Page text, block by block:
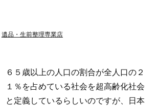
遺品・生前整理専業店
６５歳以上の人口の割合が全人口の２
１％を占めている社会を超高齢化社会
と定義しているらしいのですが、日本